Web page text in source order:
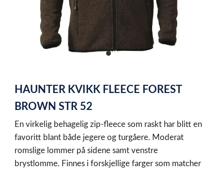
item
of
1
HAUNTER KVIKK FLEECE FOREST
BROWN STR 52
En virkelig behagelig zip-fleece som raskt har blitt en
favoritt blant både jegere og turgåere. Moderat
romslige lommer på sidene samt venstre
brystlomme. Finnes i forskjellige farger som matcher